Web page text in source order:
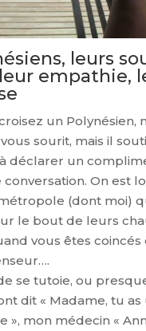
leurs
empathie,
un Polynésien,
sourit, mais il
déclarer un
On est
(dont moi)
le bout de leurs
vous êtes coincés
se tutoie, ou
dit « Madame, tu as
», mon médecin «